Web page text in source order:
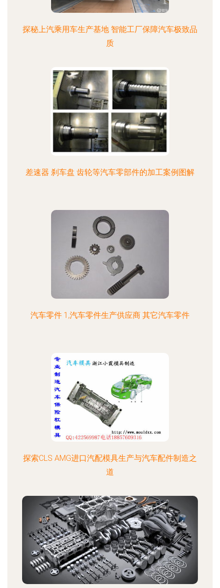
探秘上汽乘用车生产基地 智能工厂保障汽车极致品
质
差速器 刹车盘 齿轮等汽车零部件的加工案例图解
汽车零件 1,汽车零件生产供应商 其它汽车零件
探索CLS AMG进口汽配模具生产与汽车配件制造之
道